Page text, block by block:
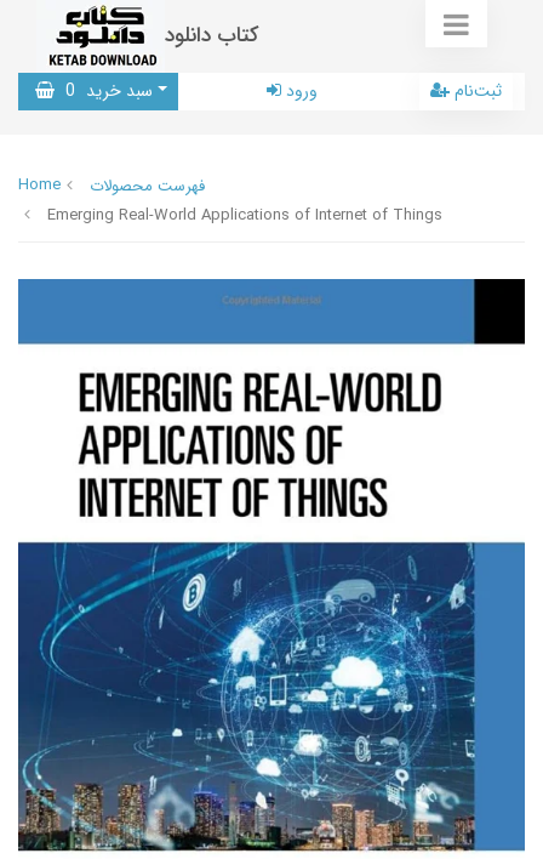
کتاب دانلود
سبد خرید 0 ورود ثبت‌نام
Home
فهرست محصولات
Emerging Real-World Applications of Internet of Things